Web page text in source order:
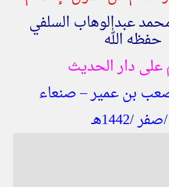
عبدالوهاب السلفي
حفظه الله
على دار الحديث
بن عمير – صنعاء